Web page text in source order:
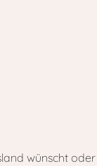
wünscht oder